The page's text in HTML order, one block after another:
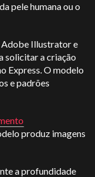
pele humana ou o
Adobe Illustrator e
solicitar a criação
Express. O modelo
e padrões
produz imagens
a profundidade